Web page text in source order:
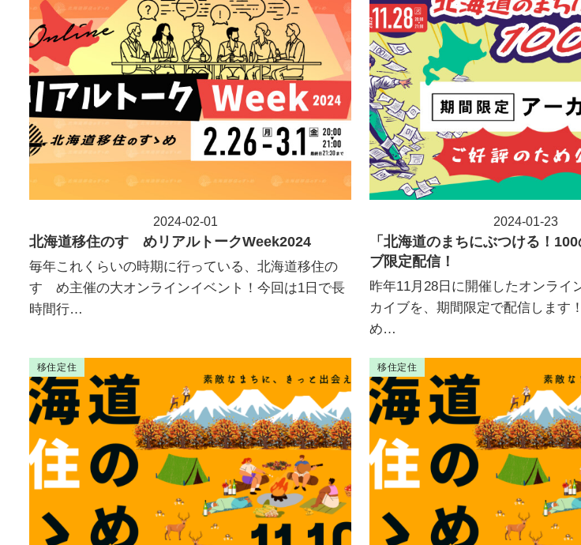
北海道移住のすゝめリアルトークWeek2024
毎年これくらいの時期に行っている、北海道移住の
すゝめ主催の大オンラインイベント！今回は1日で長
時間行…
投稿日
2024-02-01
「北海道のまちにぶつける！
ブ限定配信！
昨年11月28日に開催したオンライ
カイブを、期間限定で配信します
め…
投稿日
2024-01-23
移住定住 移住定住